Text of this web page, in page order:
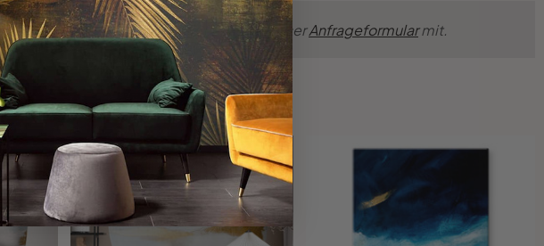
Teile uns deine Wünsche einfach über unserAnfrageformularmit.